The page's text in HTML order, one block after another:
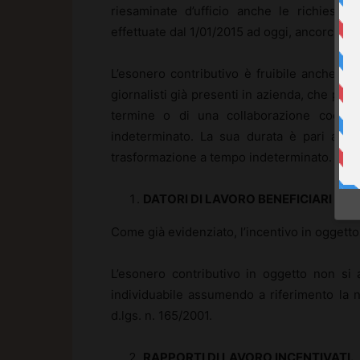
riesaminate d’ufficio anche le
effettuate dal 1/01/2015 ad oggi, ancorché
L’esonero contributivo è fruibile anche
giornalisti già presenti in azienda, che
termine o di una collaborazione
indeterminato. La sua durata è pari a
trasformazione a tempo indeterminato.
DATORI DI LAVORO BENEFICIARI
Come già evidenziato, l’incentivo in
L’esonero contributivo in oggetto non si
individuabile assumendo a riferimento la
d.lgs. n. 165/2001.